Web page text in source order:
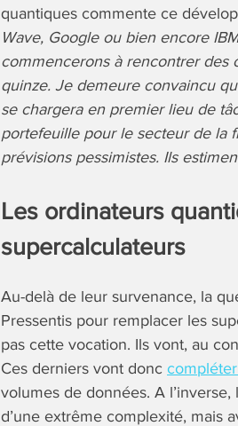
quantiques commente ce
Wave, Google ou bien encore
commencerons à rencontrer des
quinze. Je demeure convaincu
se chargera en premier lieu de
portefeuille pour le secteur de la
prévisions pessimistes. Ils
Les ordinateurs
supercalculateurs
Au-delà de leur survenance, la
Pressentis pour remplacer les
pas cette vocation. Ils vont, au
Ces derniers vont donc compléter
volumes de données. A
d’une extrême complexité, mais